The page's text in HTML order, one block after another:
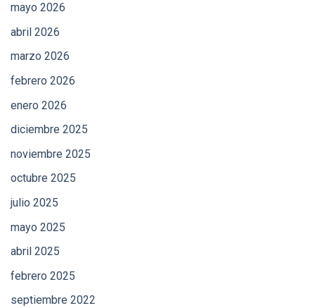
mayo 2026
abril 2026
marzo 2026
febrero 2026
enero 2026
diciembre 2025
noviembre 2025
octubre 2025
julio 2025
mayo 2025
abril 2025
febrero 2025
septiembre 2022